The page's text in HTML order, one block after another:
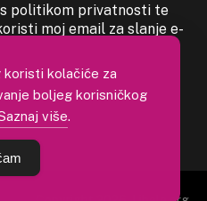
politikom privatnosti te
moj email za slanje e-
koristi kolačiće za
boljeg korisničkog
više.